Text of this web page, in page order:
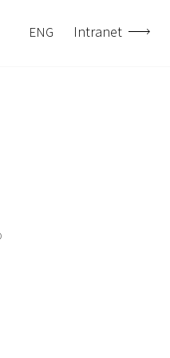
ENG Intranet